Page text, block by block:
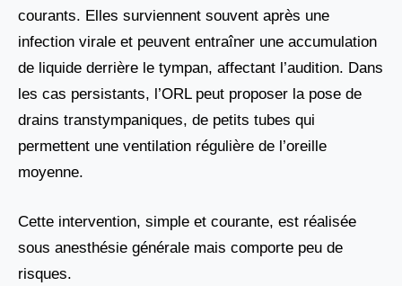
courants. Elles surviennent souvent après une
infection virale et peuvent entraîner une accumulation
de liquide derrière le tympan, affectant l’audition. Dans
les cas persistants, l’ORL peut proposer la pose de
drains transtympaniques, de petits tubes qui
permettent une ventilation régulière de l’oreille
moyenne.
Cette intervention, simple et courante, est réalisée
sous anesthésie générale mais comporte peu de
risques.